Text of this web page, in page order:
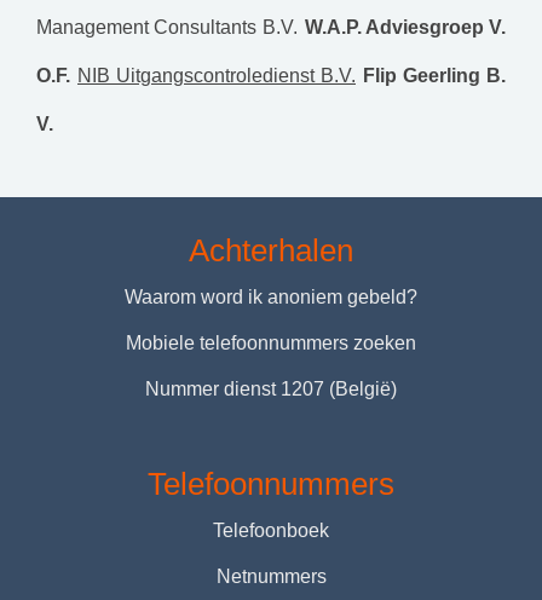
Management Consultants B.V. W.A.P. Adviesgroep V.
O.F. NIB Uitgangscontroledienst B.V. Flip Geerling B.
V.
Achterhalen
Waarom word ik anoniem gebeld?
Mobiele telefoonnummers zoeken
Nummer dienst 1207 (België)
Telefoonnummers
Telefoonboek
Netnummers